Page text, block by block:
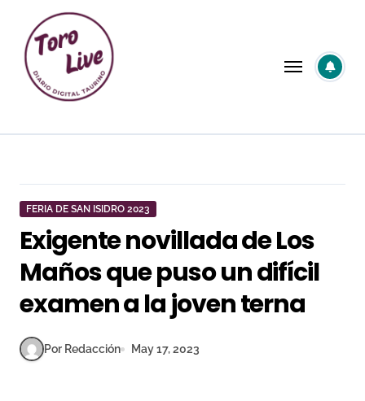
contenido
FERIA DE SAN ISIDRO 2023
Exigente novillada de Los
Maños que puso un difícil
examen a la joven terna
Por Redacción May 17, 2023